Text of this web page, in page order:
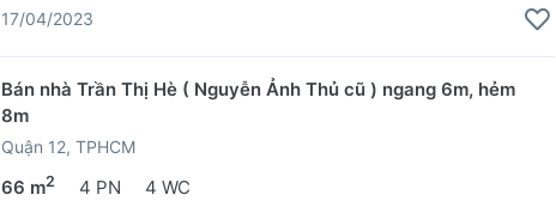
17/04/2023
Bán nhà Trần Thị Hè ( Nguyễn Ảnh Thủ cũ ) ngang 6m, hẻm
8m
Quận 12, TPHCM
66 m2 4 PN 4 WC